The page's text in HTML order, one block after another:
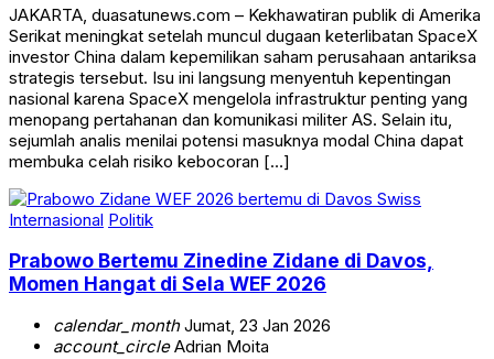
JAKARTA, duasatunews.com – Kekhawatiran publik di Amerika
Serikat meningkat setelah muncul dugaan keterlibatan SpaceX
investor China dalam kepemilikan saham perusahaan antariksa
strategis tersebut. Isu ini langsung menyentuh kepentingan
nasional karena SpaceX mengelola infrastruktur penting yang
menopang pertahanan dan komunikasi militer AS. Selain itu,
sejumlah analis menilai potensi masuknya modal China dapat
membuka celah risiko kebocoran […]
Internasional Politik
Prabowo Bertemu Zinedine Zidane di Davos,
Momen Hangat di Sela WEF 2026
calendar_monthJumat, 23 Jan 2026
account_circleAdrian Moita